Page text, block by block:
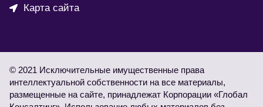
Карта сайта
© 2021 Исключительные имущественные права
интеллектуальной собственности на все материалы,
размещенные на сайте, принадлежат Корпорации «Глобал